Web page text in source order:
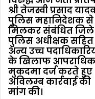
श्री तेजस्वी प्रसाद
पुलिस महानिदेशक से
मिलकर संबंधित
पुलिस अधीक्षक सहित
अन्य उच्च
के खिलाफ आपराधिक
मुकदमा दर्ज करते हुए
अविलम्ब कार्रवाई की
मांग की।